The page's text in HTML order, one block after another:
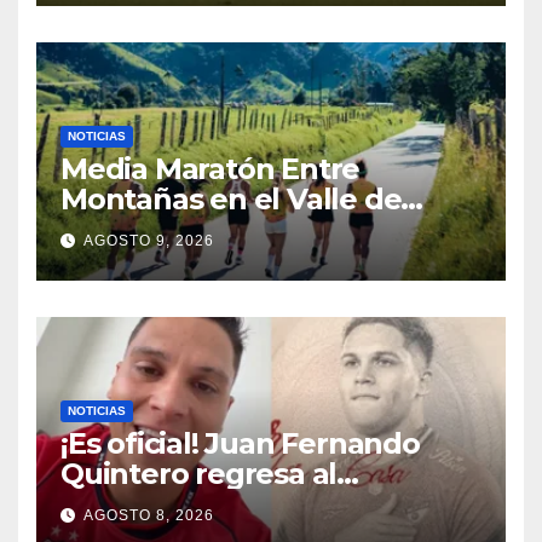
Centroamericanos y del
Caribe
NOTICIAS
Media Maratón Entre
Montañas en el Valle de
Cocora: Fechas, rutas y todo
sobre la gran fiesta del
running en Salento
AGOSTO 9, 2026
NOTICIAS
¡Es oficial! Juan Fernando
Quintero regresa al
Independiente Medellín para
el segundo semestre
AGOSTO 8, 2026